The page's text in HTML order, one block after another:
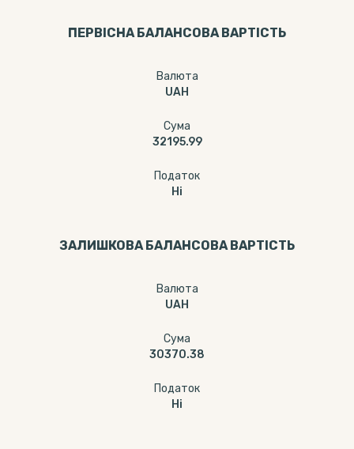
ПЕРВІСНА БАЛАНСОВА ВАРТІСТЬ
Валюта
UAH
Сума
32195.99
Податок
Ні
ЗАЛИШКОВА БАЛАНСОВА ВАРТІСТЬ
Валюта
UAH
Сума
30370.38
Податок
Ні